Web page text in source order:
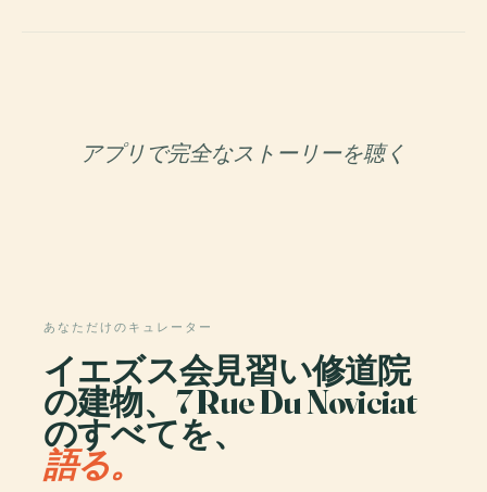
アプリで完全なストーリーを聴く
あなただけのキュレーター
イエズス会見習い修道院
の建物、7 Rue Du Noviciat
のすべてを、
語る。